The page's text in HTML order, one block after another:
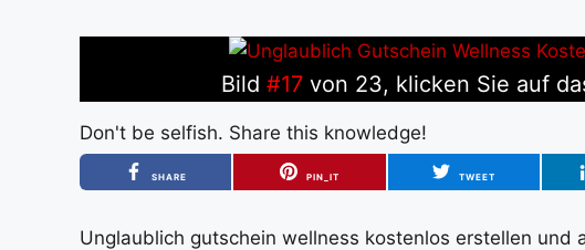
Bild #17von 23, klicken Sie auf
Don't be selfish. Share this knowledge!
SHARE PIN_IT TWEET
Unglaublich gutschein wellness kostenlos erstellen und